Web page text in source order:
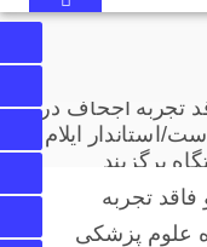
قائم‌مقام
تجربه
علوم پزشکی